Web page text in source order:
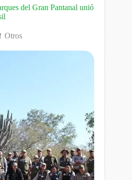
del Gran Pantanal unió
Otros